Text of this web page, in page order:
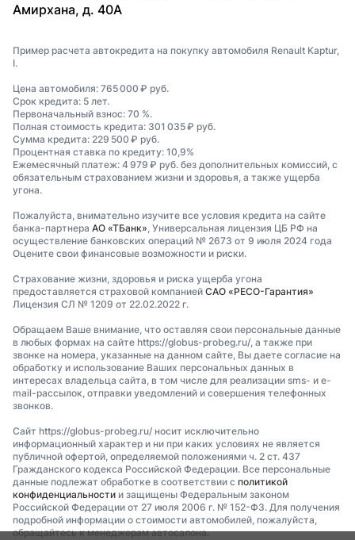
Амирхана, д. 40А
Пример расчета автокредита на покупку автомобиля Renault Kaptur,
I.
Цена автомобиля: 765 000 ₽ руб.
Срок кредита: 5 лет.
Первоначальный взнос: 70 %.
Полная стоимость кредита: 301 035 ₽ руб.
Сумма кредита: 229 500 ₽ руб.
Процентная ставка по кредиту: 10,9%
Ежемесячный платеж: 4 979 ₽ руб. без дополнительных комиссий, с
обязательным страхованием жизни и здоровья, а также ущерба
угона.
Пожалуйста, внимательно изучите все условия кредита на сайте
банка-партнера АО «ТБанк», Универсальная лицензия ЦБ РФ на
осуществление банковских операций № 2673 от 9 июля 2024 года
Оцените свои финансовые возможности и риски.
Страхование жизни, здоровья и риска ущерба угона
предоставляется страховой компанией САО «РЕСО-Гарантия»
Лицензия СЛ № 1209 от 22.02.2022 г.
Обращаем Ваше внимание, что оставляя свои персональные данные
в любых формах на сайте https://globus-probeg.ru/, а также при
звонке на номера, указанные на данном сайте, Вы даете согласие на
обработку и использование Ваших персональных данных в
интересах владельца сайта, в том числе для реализации sms- и e-
mail-рассылок, отправки уведомлений и совершения телефонных
звонков.
Сайт https://globus-probeg.ru/ носит исключительно
информационный характер и ни при каких условиях не является
публичной офертой, определяемой положениями ч. 2 ст. 437
Гражданского кодекса Российской Федерации. Все персональные
данные подлежат обработке в соответствии с политикой
конфиденциальности и защищены Федеральным законом
Российской Федерации от 27 июля 2006 г. № 152-ФЗ. Для получения
подробной информации о стоимости автомобилей, пожалуйста,
обращайтесь к менеджерам автосалона.